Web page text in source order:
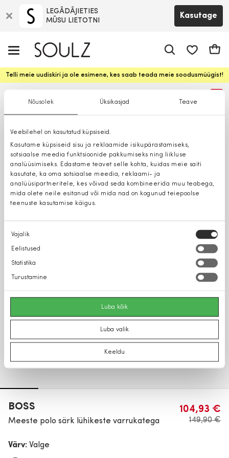
Nõusolek Üksikasjad Teave
Veebilehel on kasutatud küpsiseid.
Kasutame küpsiseid sisu ja reklaamide isikupärastamiseks,
sotsiaalse meedia funktsioonide pakkumiseks ning liikluse
analüüsimiseks. Edastame teavet selle kohta, kuidas meie saiti
kasutate, ka oma sotsiaalse meedia, reklaami- ja
analüüsipartneritele, kes võivad seda kombineerida muu teabega,
mida olete neile esitanud või mida nad on kogunud teiepoolse
teenuste kasutamise käigus.
Nõusoleku
valik
Vajalik
Eelistused
Statistika
Turustamine
Luba kõik
Luba valik
Keeldu
LEGĀDĀJIETIES
MŪSU LIETOTNI
Kasutage
Telli meie uudiskiri ja ole esimene, kes saab teada meie soodusmüügist!
BOSS
Meeste polo särk lühikeste varrukatega
104,93 €
149,90 €
Värv: Valge